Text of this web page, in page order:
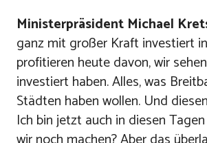
Ministerpräsident Michael
ganz mit großer Kraft investiert
profitieren heute davon, wir
investiert haben. Alles, was
Städten haben wollen. Und
Ich bin jetzt auch in diesen